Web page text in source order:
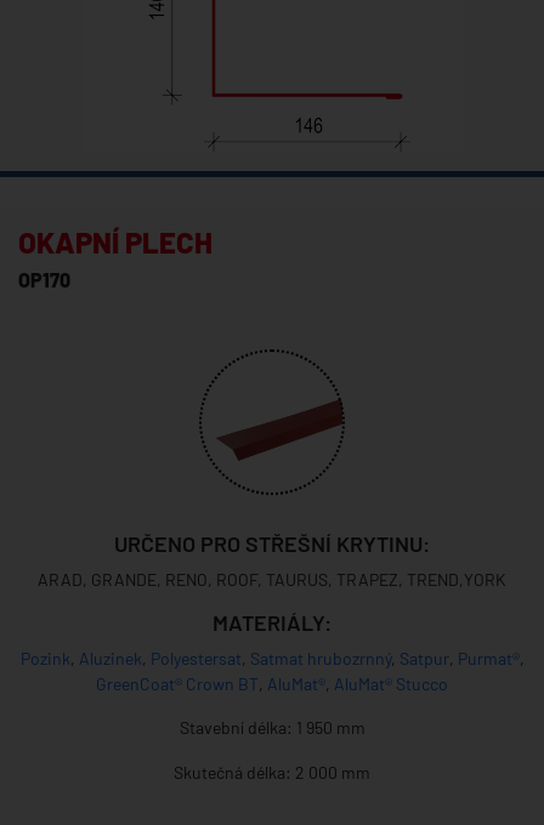
OKAPNÍ PLECH
OP170
URČENO PRO STŘEŠNÍ KRYTINU:
ARAD, GRANDE, RENO, ROOF, TAURUS, TRAPEZ, TREND,YORK
MATERIÁLY:
Pozink Aluzinek Polyestersat Satmat hrubozrnný, Satpur, Purmat®,
GreenCoat® Crown BT AluMat® AluMat® Stucco
Stavební délka: 1 950 mm
Skutečná délka: 2 000 mm